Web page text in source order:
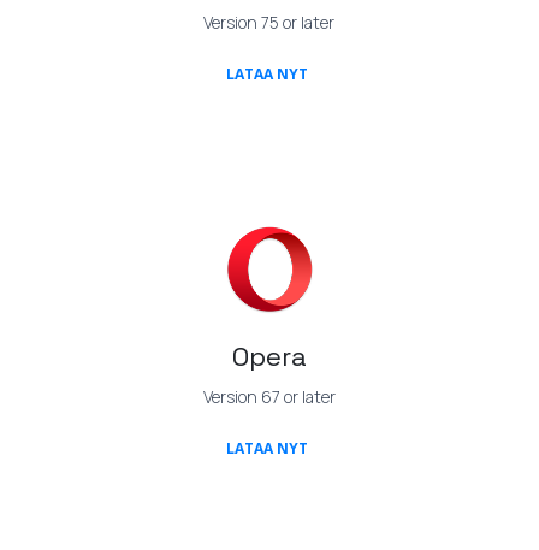
Version 75 or later
LATAA NYT(OPENS IN A NEW TAB)
Opera
Version 67 or later
LATAA NYT(OPENS IN A NEW TAB)